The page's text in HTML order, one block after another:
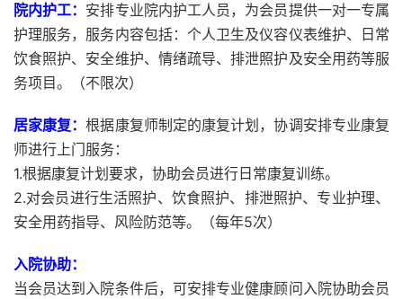
院内护工： 安排专业院内护工人员，为会员提供一对一专属
护理服务，服务内容包括：个人卫生及仪容仪表维护、日常
饮食照护、安全维护、情绪疏导、排泄照护及安全用药等服
务项目。（不限次）
居家康复：根据康复师制定的康复计划，协调安排专业康复
师进行上门服务：
1.根据康复计划要求，协助会员进行日常康复训练。
2.对会员进行生活照护、饮食照护、排泄照护、专业护理、
安全用药指导、风险防范等。（每年5次）
入院协助：
当会员达到入院条件后，可安排专业健康顾问入院协助会员